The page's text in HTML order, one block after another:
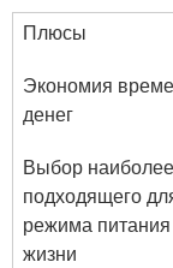
Плюсы
Экономия
денег
Выбор наиболее
подходящего
режима
жизни